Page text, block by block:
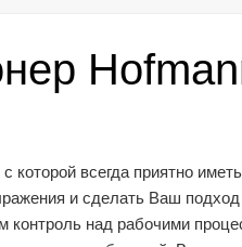
которой всегда приятно
и сделать Ваш
контроль над рабочими